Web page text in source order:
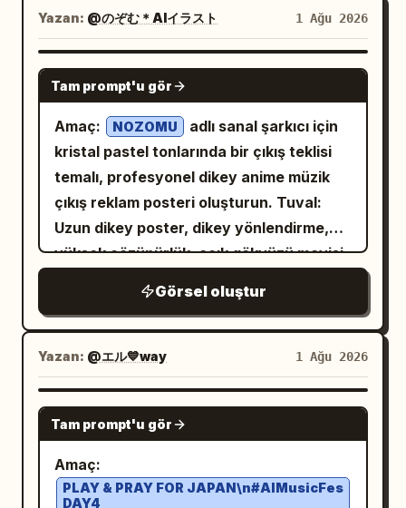
flames light up the whole forest.” Görsel:
Ejderhanın merkezde olduğu ve
hayranlıkla izleyen tam 5 orman
hayvanının (bir tavşan, bir sincap, geyik
yavrusu benzeri bir hayvan, bir kirpi ve
küçük bir kuş) bulunduğu daha geniş bir
çekim. Gökkuşağı ateşi ağaçların
arasından üzerlerine doğru yayılıyor.
Panel 8 altyazısı: “8. (14–15s) Happy
Ending” ve alt başlığı “The dragon
laughs with joy as a tiny rainbow flame
dances above its nose. Everyone
celebrates!” Görsel: Ejderhanın neşeyle
ağzı açık güldüğü, gözlerinin parladığı,
burnunun üzerinde minik bir gökkuşağı
alevinin dans ettiği ve arkada kutlama
yapan orman hayvanlarının bulanık
göründüğü neşeli bir yakın çekim. Görsel
stil: Sinematik 3D animasyon, sevimli
tanımlar, vurgulanmış örnek cümleler ve
düzgün gruplandırılmış öğrenme
modülleri. Bol miktarda boşluk kullanın.
Saf düz renkler ve temiz çizgi sanatı
efektler, fotorealizm, görsel karmaşa,
logo veya filigran kullanmayın. Tüm
gövde metnini koyu ve okunabilir tutun.
Sağlanan İngilizce, IPA ve Basitleştirilmiş
Çince metinleri ekstra metin eklemeden
görünsün. Zarif çizgi sanatı, pürüzsüz
cel gölgelendirme, yumuşak allık tonları
ve romantik bir havaya sahip, yüksek
kaliteli sevimli Japon anime tarzını kullan.
uyluk/ayak kısmına kadar tam vücut (alt
kısımda hafif kırpılmış), belirgin fırfırlar
ve dantellerle süslü ancak müstehcenlik
içermeyen bir yapıda olsun. Arka plan
çok açık pembe renkte, ince dekoratif
ve tam 8 basit dekorasyon içermeli: 4
köşede kıvrımlı süslemeler, sol üstte 1
kesik çizgili kalp, sağ altta 1 küçük kalp
ve sağ tarafta 2 parlayan yıldız. Temiz
ve ferah bir estetik, yumuşak
aydınlatma, hafif gölgeler kullan; metin
veya filigran ekleme ve genel renk
paletini
pembe, beyaz, siyah ve yumuşak gri
koruyun. - Rider-Waite kompozisyonunu,
sembollerini, aksesuarlarını, pozlarını ve
dünya görüşünü takip edin. - Kıyafeti
değiştirin. - Arka planı kartın anlamına
uygun şekilde fantastik bir biçimde
tasarlayın. - Yüksek çözünürlüklü fantezi
illüstrasyonu. - Art Nouveau ve Gotik
fanteziyi birleştiren lüks tasarım. - 2:3
dikey en-boy oranı. - Kartın tamamını
gösteren kompozisyon. [Kart Tasarımı] -
Lüks altın dekoratif çerçeve. - Üst
kısımda Roma rakamları (0-XXI). - Alt
kısımda İngilizce kart ismi. - İnce
oymalar, yıldızlar, ay, bitkiler ve değerli
taşları birleştiren süslemeler. - Genel
olarak mistik ve premium bir his. [Kalite
Anahtar Kelimeleri] masterpiece, best
fantasy illustration, magical
atmosphere, cinematic lighting, intricate
Yazan: @のぞむ＊AIイラスト 1 Ağu 2026
GPT IMAGE 2
Tam prompt'u gör
Amaç: NOZOMU
adlı sanal şarkıcı için
kristal pastel tonlarında bir çıkış teklisi
temalı, profesyonel dikey anime müzik
çıkış reklam posteri oluşturun. Tuval:
Uzun dikey poster, dikey yönlendirme,
yüksek çözünürlük, açık gökyüzü mavisi,
havadar beyaz arka plan. Yarı saydam
arayüz panelleri, holografik parçalar,
parıltılar, bokeh efektleri ve yumuşak
müzik dalgası grafikleri içeren parlak bir
idol reklamı düzeni kullanın. Ana özne:
Göğüs hizasından başa kadar gösterilen,
izleyiciye doğru omzunun üzerinden
hafifçe dönmüş güzel bir anime kızı.
Görsel oluştur
Yazan: @エル💙way 1 Ağu 2026
GPT IMAGE 2
Tam prompt'u gör
Amaç:
PLAY & PRAY FOR JAPAN\n#AIMusicFes
DAY4